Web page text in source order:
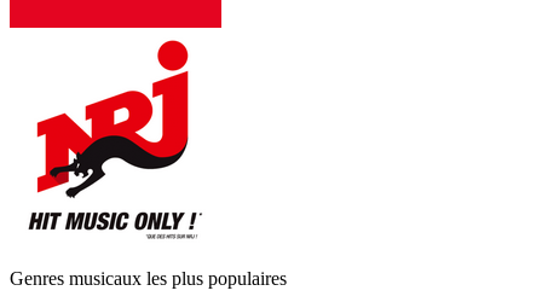
Genres musicaux les plus populaires